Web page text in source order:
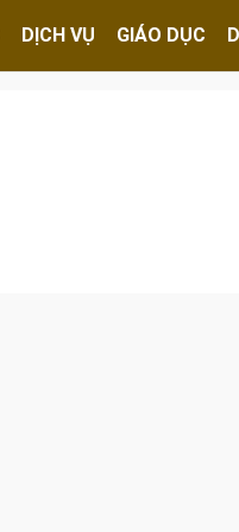
DỊCH VỤ GIÁO DỤC